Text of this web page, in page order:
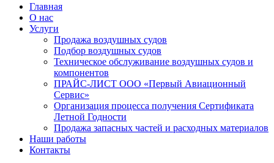
Главная
О нас
Услуги
Продажа воздушных судов
Подбор воздушных судов
Техническое обслуживание воздушных судов и
компонентов
ПРАЙС-ЛИСТ ООО «Первый Авиационный
Сервис»
Организация процесса получения Сертификата
Летной Годности
Продажа запасных частей и расходных материалов
Наши работы
Контакты